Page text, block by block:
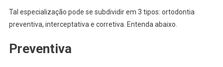
Tal especialização pode se subdividir em 3 tipos: ortodontia
preventiva, interceptativa e corretiva. Entenda abaixo.
Preventiva